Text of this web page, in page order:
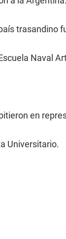
trasandino
Naval
en
Universitario.